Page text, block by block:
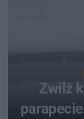
Zwilż